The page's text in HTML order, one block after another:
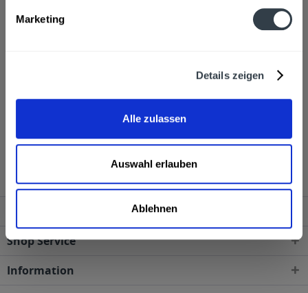
Marketing
Details zeigen
Alle zulassen
Auswahl erlauben
Ablehnen
37,5% volmehr
Kunden haben sich ebenfalls angesehen
Boris Jelzin Vodka 6 x 0,5l wird in den folgenden
Regionen, Städten, Orten und Postleitzahl-Gebieten
Shop Service
Information